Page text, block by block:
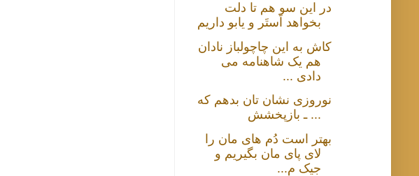
در این سو هم تا دلت
بخواهد اَستَر و یابو داریم
کاش به این چاچولباز نادان
هم یک شاهنامه می
دادی ...
نوروزی نشان تان بدهم که
... ـ بازپخشش
بهتر است دُم های مان را
لای پای مان بگیریم و
جیک م...